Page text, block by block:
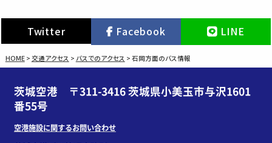
Twitter Facebook LINE
HOME> 交通アクセス > バスでのアクセス > 石岡方面のバス情報
茨城空港 〒311-3416 茨城県小美玉市与沢1601
番55号
空港施設に関するお問い合わせ